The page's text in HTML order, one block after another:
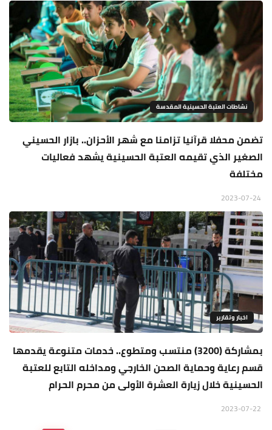
نشاطات العتبة الحسينية المقدسة
تضمن محفلا قرآنيا تزامنا مع شهر الأحزان.. بازار الحسيني
الصغير الذي تقيمه العتبة الحسينية يشهد فعاليات
مختلفة
اخبار وتقارير
بمشاركة (3200) منتسب ومتطوع.. خدمات متنوعة يقدمها
قسم رعاية وحماية الصحن الخارجي ومداخله التابع للعتبة
الحسينية خلال زيارة العشرة الأولى من محرم الحرام